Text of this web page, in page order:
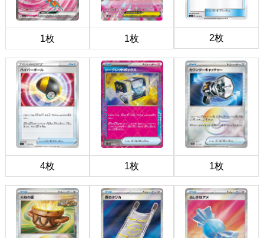
1枚 1枚 2枚
4枚 1枚 1枚